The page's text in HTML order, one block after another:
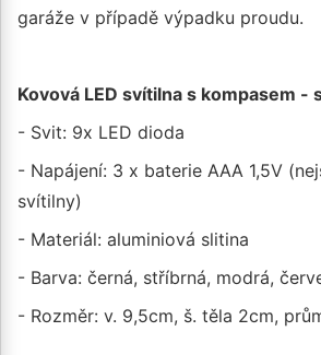
garáže v případě výpadku proudu.
Kovová LED svítilna s kompasem -
- Svit: 9x LED dioda
- Napájení: 3 x baterie AAA 1,5V
svítilny)
- Materiál: aluminiová slitina
- Barva: černá, stříbrná, modrá,
- Rozměr: v. 9,5cm, š. těla 2cm,